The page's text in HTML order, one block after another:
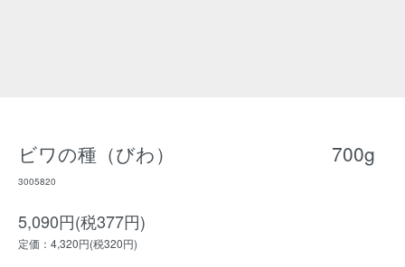
ビワの種（びわ） 700g
3005820
5,090円(税377円)
定価：4,320円(税320円)